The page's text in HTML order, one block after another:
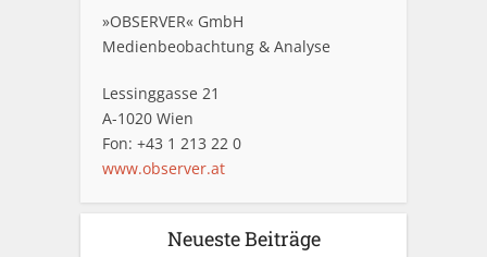
»OBSERVER« GmbH
Medienbeobachtung & Analyse
Lessinggasse 21
A-1020 Wien
Fon: +43 1 213 22 0
www.observer.at
Neueste Beiträge